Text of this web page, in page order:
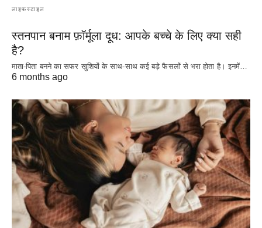
लाइफस्टाइल
स्तनपान बनाम फ़ॉर्मूला दूध: आपके बच्चे के लिए क्या सही
है?
माता-पिता बनने का सफर खुशियों के साथ-साथ कई बड़े फैसलों से भरा होता है। इनमें…
6 months ago